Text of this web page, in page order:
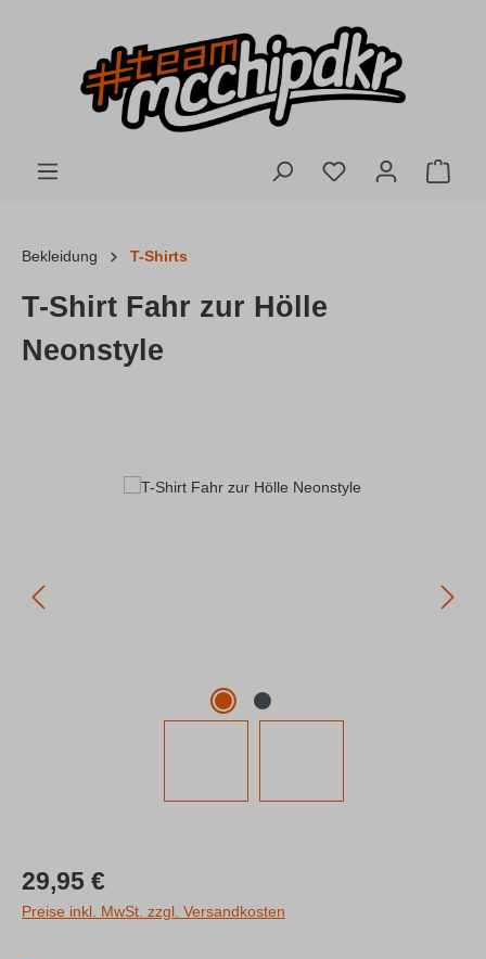
Du hast 0
Bekleidung T-Shirts
T-Shirt Fahr zur Hölle
Neonstyle
Regulärer Preis:
29,95 €
Preise inkl. MwSt. zzgl. Versandkosten